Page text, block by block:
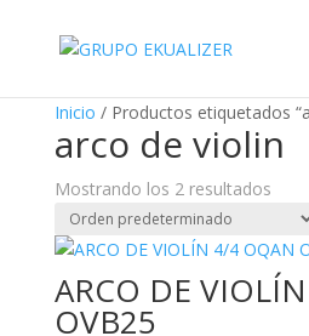
Inicio / Productos etiquetados
arco de violin
Mostrando los 2 resultados
ARCO DE
OVB25